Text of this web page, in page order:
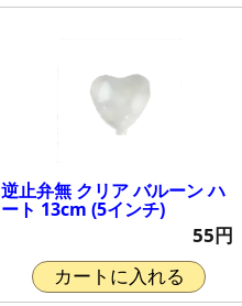
逆止弁無 クリア バルーン ハ
ート 13cm (5インチ)
55円
カートに入れる